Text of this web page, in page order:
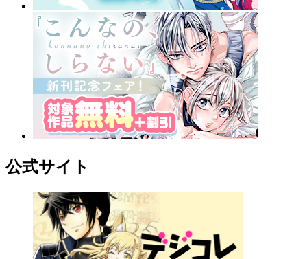
公式サイト